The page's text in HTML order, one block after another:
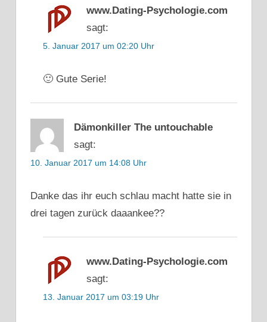
www.Dating-Psychologie.com
sagt:
5. Januar 2017 um 02:20 Uhr
🙂 Gute Serie!
Dämonkiller The untouchable
sagt:
10. Januar 2017 um 14:08 Uhr
Danke das ihr euch schlau macht hatte sie in
drei tagen zurück daaankee??
www.Dating-Psychologie.com
sagt:
13. Januar 2017 um 03:19 Uhr